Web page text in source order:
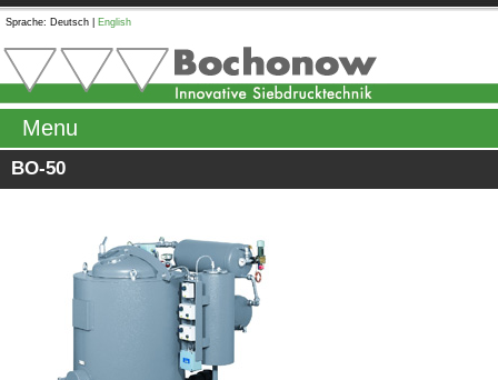
Sprache: Deutsch English
Menu
BO-50